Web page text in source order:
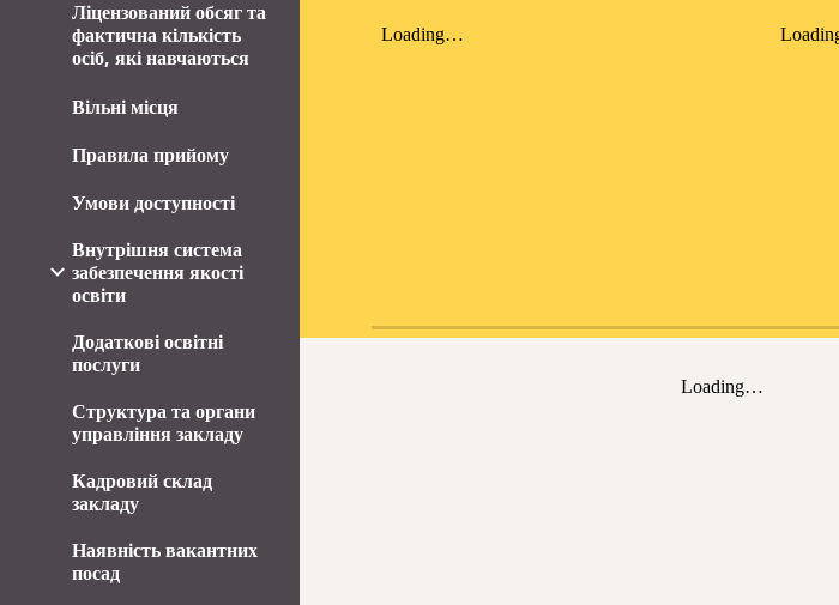
Ліцензований обсяг та
фактична кількість
осіб, які навчаються
Вільні місця
Правила прийому
Умови доступності
Внутрішня система
забезпечення якості
освіти
Додаткові освітні
послуги
Структура та органи
управління закладу
Кадровий склад
закладу
Наявність вакантних
посад